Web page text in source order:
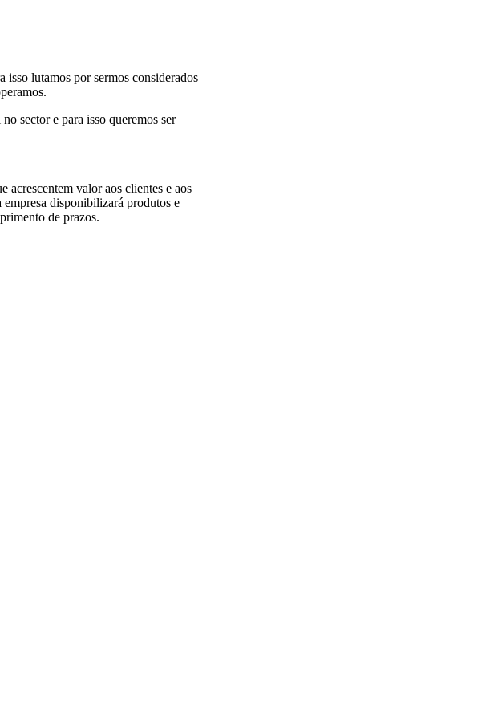
isso lutamos por sermos considerados
sector e para isso queremos ser
acrescentem valor aos clientes e aos
empresa disponibilizará produtos e
de prazos.